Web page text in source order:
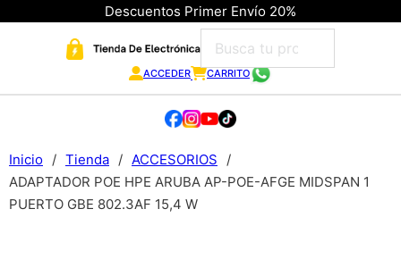
Descuentos Primer Envío 20%
ACCEDER CARRITO
Inicio / Tienda / ACCESORIOS
/
ADAPTADOR POE HPE ARUBA AP-POE-AFGE MIDSPAN 1
PUERTO GBE 802.3AF 15,4 W